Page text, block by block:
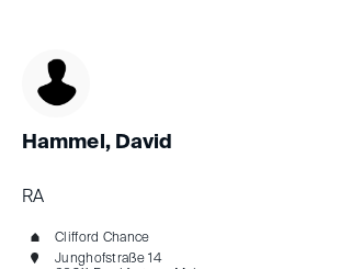
Hammel, David
RA
Clifford Chance
Junghofstraße 14